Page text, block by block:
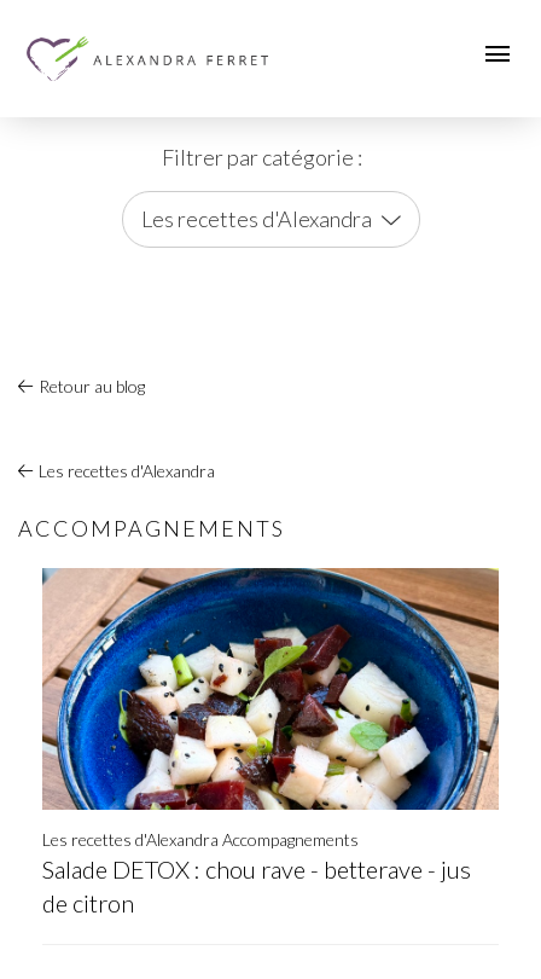
Filtrer par catégorie :
Les recettes d'Alexandra
Retour au blog
Les recettes d'Alexandra
ACCOMPAGNEMENTS
Les recettes d'Alexandra Accompagnements
Salade DETOX : chou rave - betterave - jus
de citron